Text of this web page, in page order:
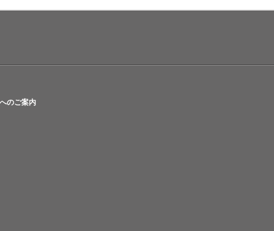
のご案内